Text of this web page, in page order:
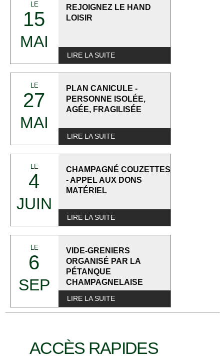
LE
15
MAI
REJOIGNEZ LE HAND
LOISIR
LIRE LA SUITE
LE
27
MAI
PLAN CANICULE -
PERSONNE ISOLÉE,
AGÉE, FRAGILISÉE
LIRE LA SUITE
LE
4
JUIN
CHAMPAGNÉ COUZETTES
- APPEL AUX DONS
MATÉRIEL
LIRE LA SUITE
LE
6
SEP
VIDE-GRENIERS
ORGANISÉ PAR LA
PÉTANQUE
CHAMPAGNELAISE
LIRE LA SUITE
ACCÈS RAPIDES